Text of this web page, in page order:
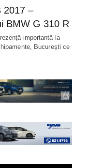
2017 –
BMW G 310 R
importantă la
Bucureşti ce